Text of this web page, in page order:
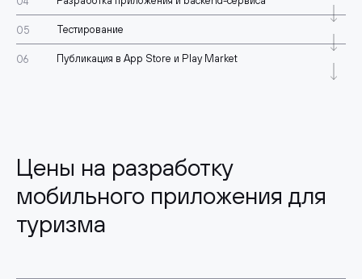
Тестирование
Публикация в App Store и Play Market
Цены на разработку
мобильного приложения для
туризма